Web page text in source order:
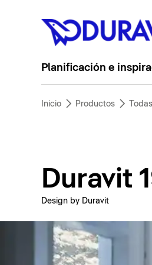
Planificación e
Inicio Productos
Duravit
Design by Duravit